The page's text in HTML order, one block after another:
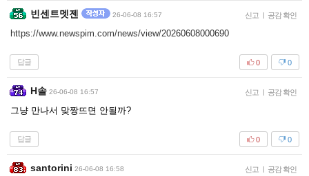
빈센트멧젠 26-06-08 16:57 신고 | 공감 확인
https://www.newspim.com/news/view/20260608000690
답글 0
0
H솔 26-06-08 16:57 신고 | 공감 확인
그냥 만나서 맞짱뜨면 안될까?
답글 0
0
santorini 26-06-08 16:58 신고 | 공감 확인